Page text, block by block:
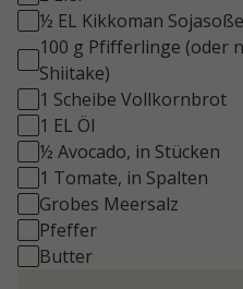
½ EL Kikkoman Sojasoße
100 g Pfifferlinge (oder
Shiitake)
1 Scheibe Vollkornbrot
1 EL Öl
½ Avocado, in Stücken
1 Tomate, in Spalten
Grobes Meersalz
Pfeffer
Butter